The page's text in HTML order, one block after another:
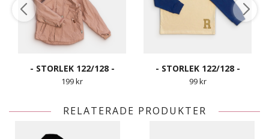
- STORLEK 122/128 -
199 kr
- STORLEK 122/128 -
99 kr
RELATERADE PRODUKTER